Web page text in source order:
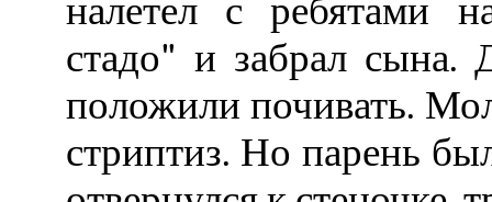
налетел с ребятами
стадо" и забрал сына.
положили почивать.
стриптиз. Но парень